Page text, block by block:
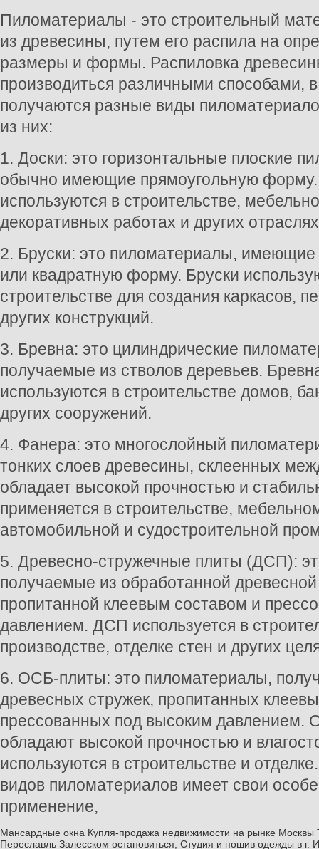
Пиломатериалы - это строительный
из древесины, путем его распила на
размеры и формы. Распиловка
производиться различными способами, в
получаются разные виды
из них:
1. Доски: это горизонтальные плоские
обычно имеющие прямоугольную
используются в строительстве,
декоративных работах и других
2. Бруски: это пиломатериалы, имеющие
или квадратную форму. Бруски
строительстве для создания каркасов,
других конструкций.
3. Бревна: это цилиндрические
получаемые из стволов деревьев.
используются в строительстве домов,
других сооружений.
4. Фанера: это многослойный
тонких слоев древесины, склеенных
обладает высокой прочностью и
применяется в строительстве,
автомобильной и судостроительной
5. Древесно-стружечные плиты (ДСП):
получаемые из обработанной древесной
пропитанной клеевым составом и
давлением. ДСП используется в
производстве, отделке стен и других
6. ОСБ-плиты: это пиломатериалы,
древесных стружек, пропитанных
прессованных под высоким давлением.
обладают высокой прочностью и
используются в строительстве и
видов пиломатериалов имеет свои
применение,
Мансардные окна Купля-продажа недвижимости на рынке Москвы
Переславль Залесском остановиться; Студия и пошив одежды в г.